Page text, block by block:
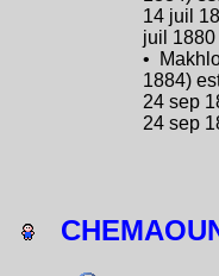
14 juil
juil
•
1884)
24 sep
24 sep